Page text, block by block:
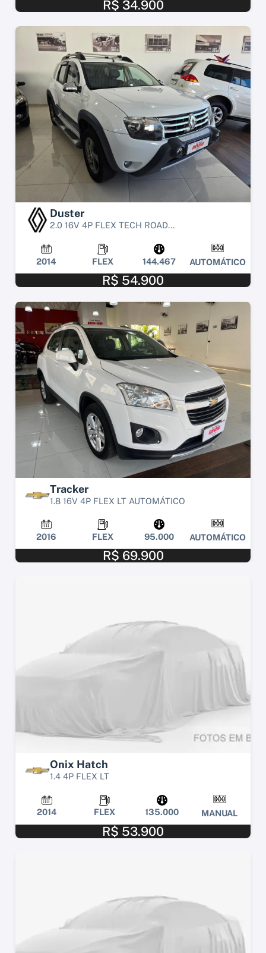
R$ 34.900
Duster
2.0 16V 4P FLEX TECH ROAD...
2014 FLEX 144.467 AUTOMÁTICO
R$ 54.900
Tracker
1.8 16V 4P FLEX LT AUTOMÁTICO
2016 FLEX 95.000 AUTOMÁTICO
R$ 69.900
Onix Hatch
1.4 4P FLEX LT
2014 FLEX 135.000 MANUAL
R$ 53.900